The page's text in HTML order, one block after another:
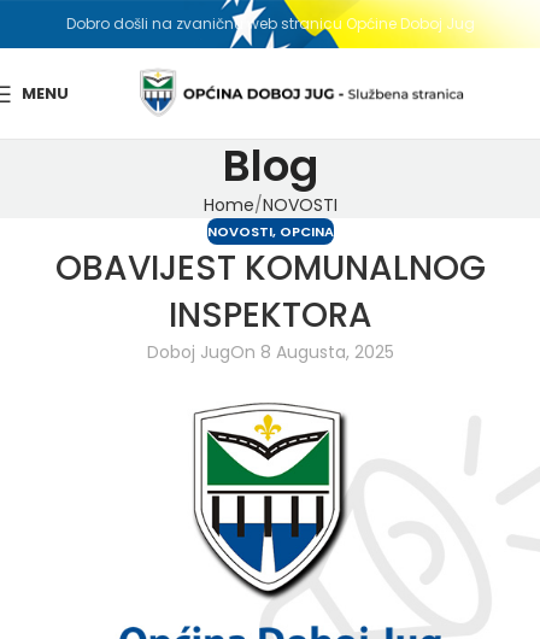
Dobro došli na zvaničnu web stranicu Općine Doboj Jug
MENU
Blog
Home NOVOSTI
NOVOSTI, OPCINA
OBAVIJEST KOMUNALNOG
INSPEKTORA
Doboj JugOn 8 Augusta, 2025